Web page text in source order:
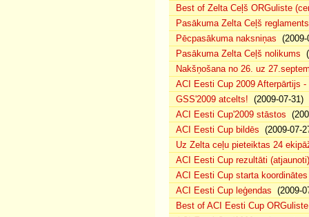
Best of Zelta Ceļš ORGuliste
Pasākuma Zelta Ceļš reglaments
Pēcpasākuma naksniņas (2009-
Pasākuma Zelta Ceļš nolikums
Nakšņošana no 26. uz
ACI Eesti Cup 2009 Afterpārtijs -
GSS'2009 atcelts! (2009-07-31)
ACI Eesti Cup'2009 stāstos
ACI Eesti Cup bildēs (2009-07-
Uz Zelta ceļu pieteiktas 24
ACI Eesti Cup rezultāti (atjaunoti)
ACI Eesti Cup starta koordinātes
ACI Eesti Cup leģendas (2009-
Best of ACI Eesti Cup